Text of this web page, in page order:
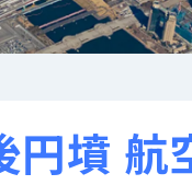
墳 航